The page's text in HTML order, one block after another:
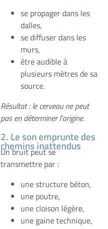
se propager dans les
dalles,
se diffuser dans les
murs,
être audible à
plusieurs mètres de sa
source.
Résultat : le cerveau ne peut
pas en déterminer l’origine.
2. Le son emprunte des
chemins inattendus
Un bruit peut se
transmettre par :
une structure béton,
une poutre,
une cloison légère,
une gaine technique,